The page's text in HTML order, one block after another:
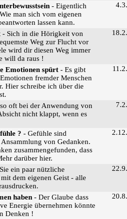
- Eigentlich
man sich vom eigenen
lassen kann.
- Sich in die Hörigkeit von
Weg zur Flucht vor
wird dir diesen Weg immer
will da raus !
Emotionen spürt - Es gibt
fremder Menschen
Hier schreibe ich über die
oft bei der Anwendung von
nicht klappt, wenn es
? - Gefühle sind
von Gedanken.
zusammengefunden, dass
darüber hier.
ein paar nützliche
dem eigenen Geist - alle
haben - Der Glaube dass
Energie übernehmen könnte
Denken !